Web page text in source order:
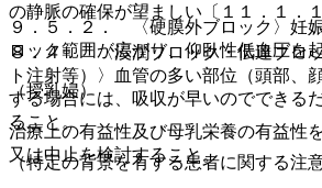
９．５．２． 〈硬膜外ブロック〉妊
ロック範囲が広がり、仰臥性低血圧を
（授乳婦）
治療上の有益性及び母乳栄養の有益性
又は中止を検討すること。
の静脈の確保が望ましい〔１１．１．
８．４． 〈浸潤ブロック・伝達ブロ
ト注射等）〉血管の多い部位（頭部、
する場合には、吸収が早いのでできる
ること。
（特定の背景を有する患者に関する注意